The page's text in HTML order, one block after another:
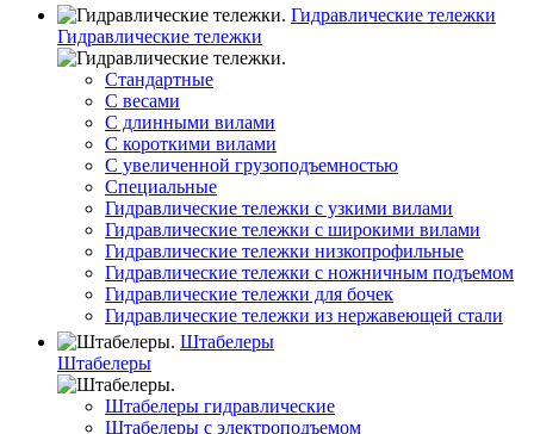
Гидравлические тележки
Гидравлические тележки
Стандартные
С весами
С длинными вилами
С короткими вилами
С увеличенной грузоподъемностью
Специальные
Гидравлические тележки с узкими вилами
Гидравлические тележки с широкими вилами
Гидравлические тележки низкопрофильные
Гидравлические тележки с ножничным подъемом
Гидравлические тележки для бочек
Гидравлические тележки из нержавеющей стали
Штабелеры
Штабелеры
Штабелеры гидравлические
Штабелеры с электроподъемом